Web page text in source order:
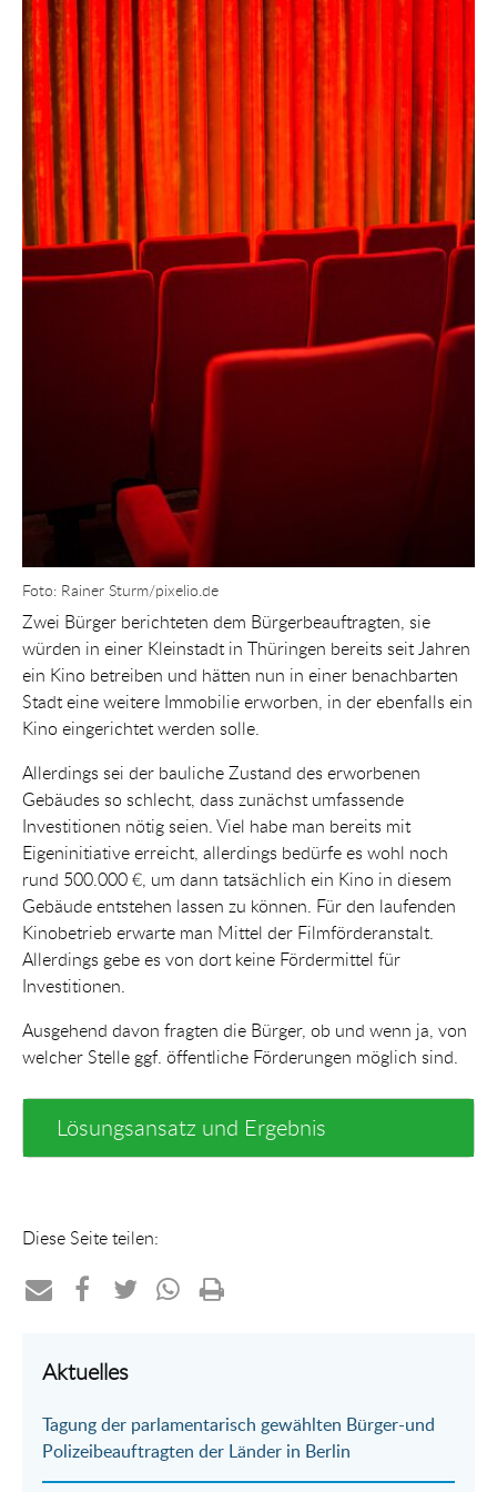
Foto: Rainer Sturm/pixelio.de
Zwei Bürger berichteten dem Bürgerbeauftragten, sie
würden in einer Kleinstadt in Thüringen bereits seit Jahren
ein Kino betreiben und hätten nun in einer benachbarten
Stadt eine weitere Immobilie erworben, in der ebenfalls ein
Kino eingerichtet werden solle.
Allerdings sei der bauliche Zustand des erworbenen
Gebäudes so schlecht, dass zunächst umfassende
Investitionen nötig seien. Viel habe man bereits mit
Eigeninitiative erreicht, allerdings bedürfe es wohl noch
rund 500.000 €, um dann tatsächlich ein Kino in diesem
Gebäude entstehen lassen zu können. Für den laufenden
Kinobetrieb erwarte man Mittel der Filmförderanstalt.
Allerdings gebe es von dort keine Fördermittel für
Investitionen.
Ausgehend davon fragten die Bürger, ob und wenn ja, von
welcher Stelle ggf. öffentliche Förderungen möglich sind.
Lösungsansatz und Ergebnis
Diese Seite teilen:
per
Mail
auf
Aktuelles
Tagung der parlamentarisch gewählten Bürger-und
Polizeibeauftragten der Länder in Berlin